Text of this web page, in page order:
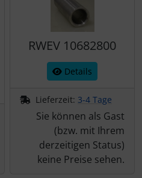
RWEV 10682800
Details
Lieferzeit: 3-4 Tage
Sie können als Gast
(bzw. mit Ihrem
derzeitigen Status)
keine Preise sehen.